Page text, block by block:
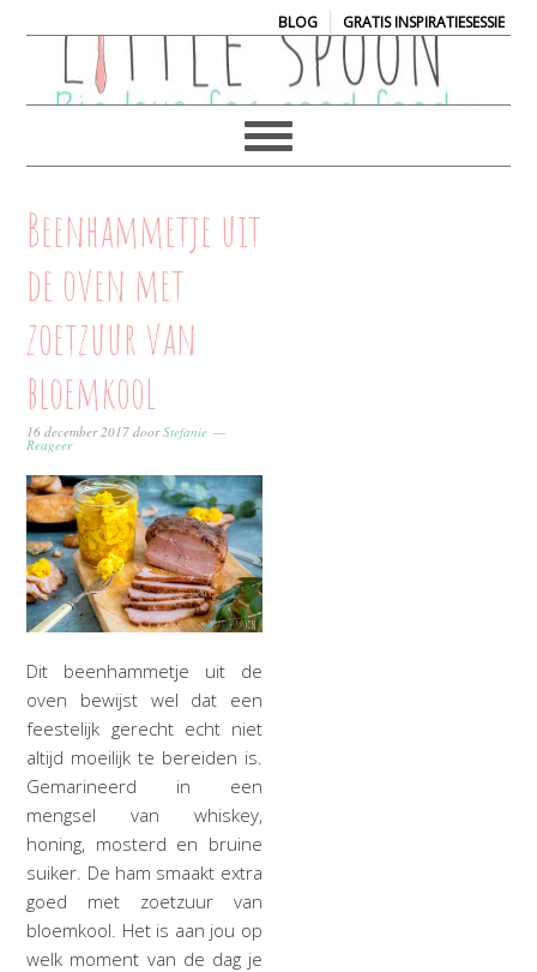
BLOG| GRATIS INSPIRATIESESSIE
Beenhammetje uit
de oven met
zoetzuur van
bloemkool
16 december 2017 doorStefanie
Reageer
Dit beenhammetje uit de
oven bewijst wel dat een
feestelijk gerecht echt niet
altijd moeilijk te bereiden is.
Gemarineerd in een
mengsel van whiskey,
honing, mosterd en bruine
suiker. De ham smaakt extra
goed met zoetzuur van
bloemkool. Het is aan jou op
welk moment van de dag je